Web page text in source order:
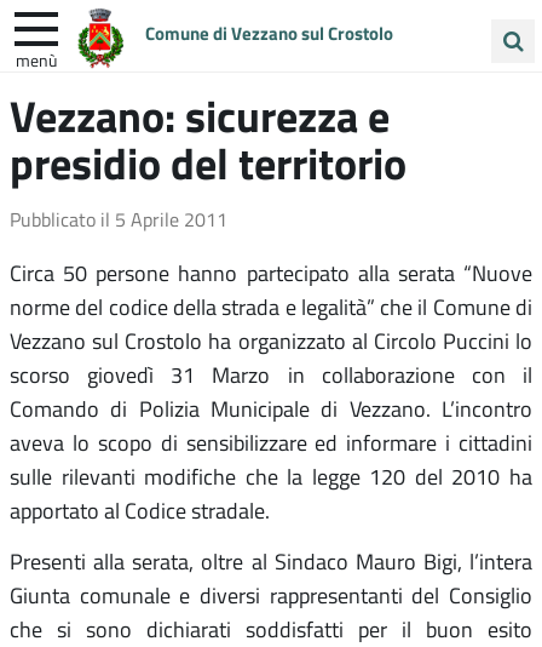
Comune di Vezzano sul Crostolo
menù
nel
sito
ENTRA IN COMUNE
UNIONE COLLINE MATILDICHE
Vezzano: sicurezza e
presidio del territorio
Pubblicato il 5 Aprile 2011
Circa 50 persone hanno partecipato alla serata “Nuove
norme del codice della strada e legalità” che il Comune di
Vezzano sul Crostolo ha organizzato al Circolo Puccini lo
scorso giovedì 31 Marzo in collaborazione con il
Comando di Polizia Municipale di Vezzano. L’incontro
aveva lo scopo di sensibilizzare ed informare i cittadini
sulle rilevanti modifiche che la legge 120 del 2010 ha
apportato al Codice stradale.
Presenti alla serata, oltre al Sindaco Mauro Bigi, l’intera
Giunta comunale e diversi rappresentanti del Consiglio
che si sono dichiarati soddisfatti per il buon esito